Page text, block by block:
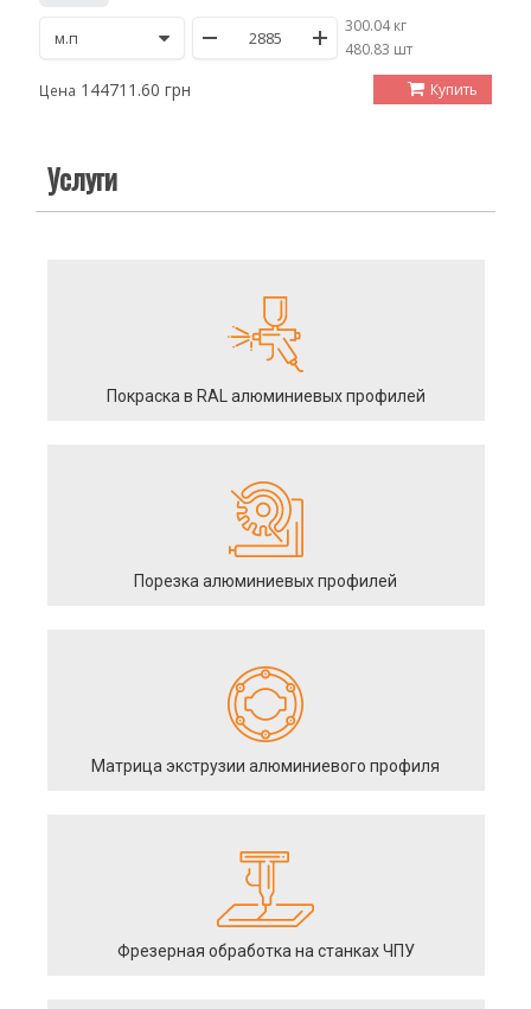
300.04 кг
/480.83 шт
Цена 144711.60 грн Купить
Услуги
Покраска в RAL алюминиевых профилей
Порезка алюминиевых профилей
Матрица экструзии алюминиевого профиля
Фрезерная обработка на станках ЧПУ